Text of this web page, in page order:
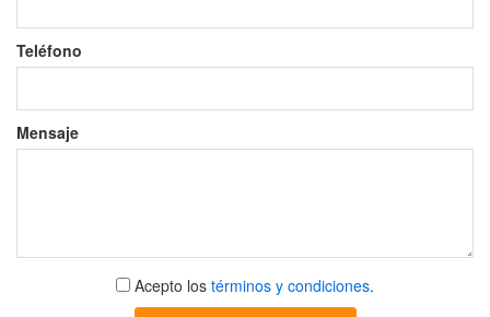
Teléfono
Mensaje
Aceptar
términos
Acepto los términos y condiciones.